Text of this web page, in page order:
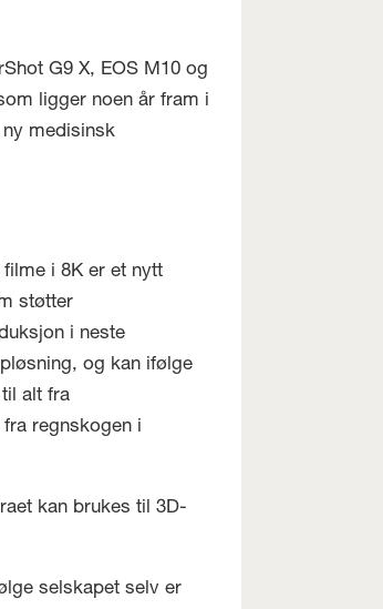
G9 X, EOS M10 og
ligger noen år fram i
medisinsk
i 8K er et nytt
støtter
i neste
og kan ifølge
alt fra
regnskogen i
kan brukes til 3D-
selskapet selv er